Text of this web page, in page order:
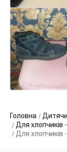
Головна
Для хлопчиків
Для хлопчиків